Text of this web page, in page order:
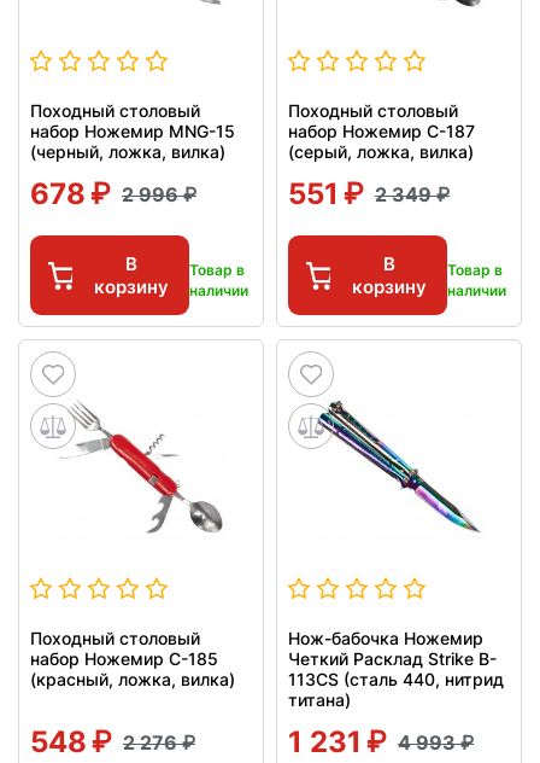
Походный столовый
набор Ножемир MNG-15
(черный, ложка, вилка)
678 2 996
В
корзину
Товар в
наличии
Походный столовый
набор Ножемир C-187
(серый, ложка, вилка)
551 2 349
В
корзину
Товар в
наличии
Походный столовый
набор Ножемир C-185
(красный, ложка, вилка)
548 2 276
Нож-бабочка Ножемир
Четкий Расклад Strike B-
113CS (сталь 440, нитрид
титана)
1 231 4 993